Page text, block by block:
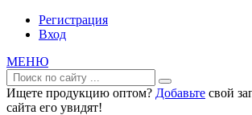
Регистрация
Вход
МЕНЮ
Ищете продукцию оптом? Добавьте свой
сайта его увидят!